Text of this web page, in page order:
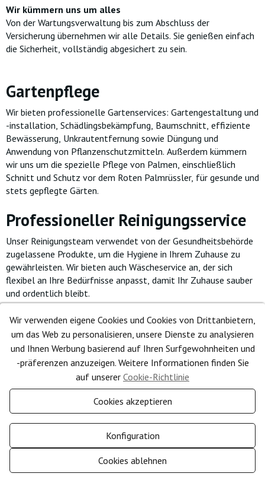
Wir kümmern uns um alles
Von der Wartungsverwaltung bis zum Abschluss der
Versicherung übernehmen wir alle Details. Sie genießen einfach
die Sicherheit, vollständig abgesichert zu sein.
Gartenpflege
Wir bieten professionelle Gartenservices: Gartengestaltung und
-installation, Schädlingsbekämpfung, Baumschnitt, effiziente
Bewässerung, Unkrautentfernung sowie Düngung und
Anwendung von Pflanzenschutzmitteln. Außerdem kümmern
wir uns um die spezielle Pflege von Palmen, einschließlich
Schnitt und Schutz vor dem Roten Palmrüssler, für gesunde und
stets gepflegte Gärten.
Professioneller Reinigungsservice
Unser Reinigungsteam verwendet von der Gesundheitsbehörde
zugelassene Produkte, um die Hygiene in Ihrem Zuhause zu
gewährleisten. Wir bieten auch Wäscheservice an, der sich
flexibel an Ihre Bedürfnisse anpasst, damit Ihr Zuhause sauber
und ordentlich bleibt.
Poolwartung
Wir bieten umfassende Poolwartungsdienste an, die
kristallklares und gesundes Wasser durch Chlor- oder
Salzregelung, pH-Kontrolle und regelmäßige Reinigung
sicherstellen. Die Wartung umfasst wöchentliche Reinigung das
ganze Jahr über, mit höherer Frequenz während der Hochsaison
(Juli und August) und beinhaltet alle notwendigen Produkte für
die optimale Pflege Ihres Pools.
Rechtliche und administrative
Unterstützung
Wir verwenden eigene Cookies und Cookies von Drittanbietern,
um das Web zu personalisieren, unsere Dienste zu analysieren
und Ihnen Werbung basierend auf Ihren Surfgewohnheiten und
-präferenzen anzuzeigen. Weitere Informationen finden Sie
auf unserer Cookie-Richtlinie
Cookies akzeptieren
Konfiguration
Cookies ablehnen